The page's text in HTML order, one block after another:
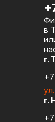
в
г.
г.